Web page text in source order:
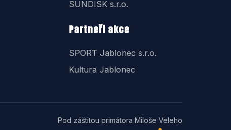
SUNDISK s.r.o.
Partneři akce
SPORT Jablonec s.r.o.
Kultura Jablonec
Pod záštitou primátora Miloše Veleho